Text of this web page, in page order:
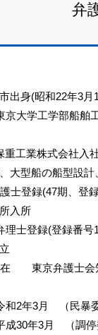
弁
出身(昭和22年3月
大学工学部船舶
工業株式会社入
大型船の船型設計
士登録(47期、登
入所
士登録(登録番号
在 東京弁護士会
和2年3月 （民暴委
成30年3月 （調停